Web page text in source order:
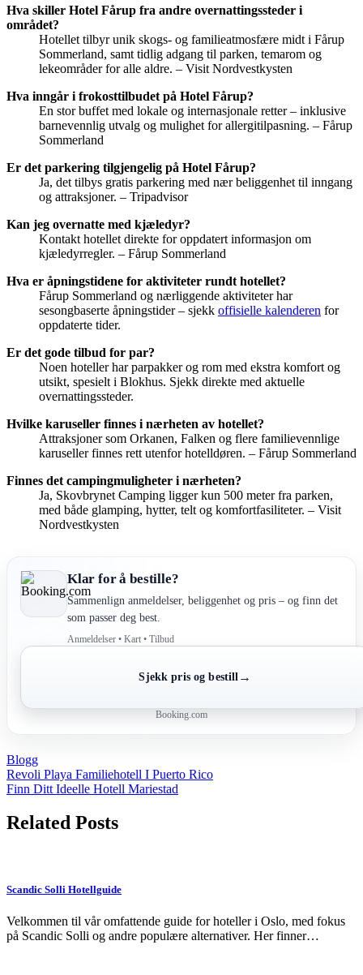
Hva skiller Hotel Fårup fra andre overnattingssteder i
området?
Hotellet tilbyr unik skogs- og familieatmosfære midt i Fårup
Sommerland, samt tidlig adgang til parken, temarom og
lekeområder for alle aldre. – Visit Nordvestkysten
Hva inngår i frokosttilbudet på Hotel Fårup?
En stor buffet med lokale og internasjonale retter – inklusive
barnevennlig utvalg og mulighet for allergitilpasning. – Fårup
Sommerland
Er det parkering tilgjengelig på Hotel Fårup?
Ja, det tilbys gratis parkering med nær beliggenhet til inngang
og attraksjoner. – Tripadvisor
Kan jeg overnatte med kjæledyr?
Kontakt hotellet direkte for oppdatert informasjon om
kjæledyrregler. – Fårup Sommerland
Hva er åpningstidene for aktiviteter rundt hotellet?
Fårup Sommerland og nærliggende aktiviteter har
sesongbaserte åpningstider – sjekk offisielle kalenderen for
oppdaterte tider.
Er det gode tilbud for par?
Noen hoteller har parpakker og rom med ekstra komfort og
utsikt, spesielt i Blokhus. Sjekk direkte med aktuelle
overnattingssteder.
Hvilke karuseller finnes i nærheten av hotellet?
Attraksjoner som Orkanen, Falken og flere familievennlige
karuseller finnes rett utenfor hotelldøren. – Fårup Sommerland
Finnes det campingmuligheter i nærheten?
Ja, Skovbrynet Camping ligger kun 500 meter fra parken,
med både glamping, hytter, telt og komfortfasiliteter. – Visit
Nordvestkysten
Klar for å bestille?
Sammenlign anmeldelser, beliggenhet og pris – og finn det
som passer deg best.
Anmeldelser • Kart • Tilbud
Sjekk pris og bestill →
Booking.com
Blogg
Post
navigation
Revoli Playa Familiehotell I Puerto Rico
Finn Ditt Ideelle Hotell Mariestad
Related Posts
Scandic Solli Hotellguide
Velkommen til vår omfattende guide for hoteller i Oslo, med fokus
på Scandic Solli og andre populære alternativer. Her finner…